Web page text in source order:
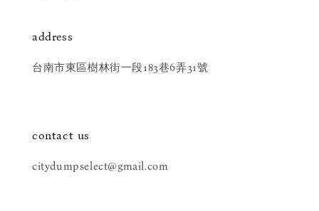
address
台南市東區樹林街一段183巷6弄31號
contact us
citydumpselect@gmail.com